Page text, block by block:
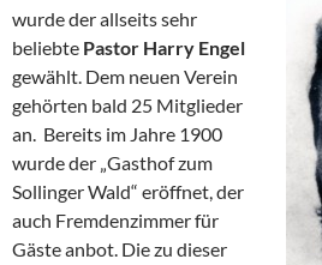
wurde der allseits sehr
beliebte Pastor Harry Engel
gewählt. Dem neuen Verein
gehörten bald 25 Mitglieder
an. Bereits im Jahre 1900
wurde der „Gasthof zum
Sollinger Wald“ eröffnet, der
auch Fremdenzimmer für
Gäste anbot. Die zu dieser